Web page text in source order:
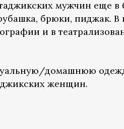
мужчин еще в
брюки, пиджак.
и в
домашнюю
женщин.